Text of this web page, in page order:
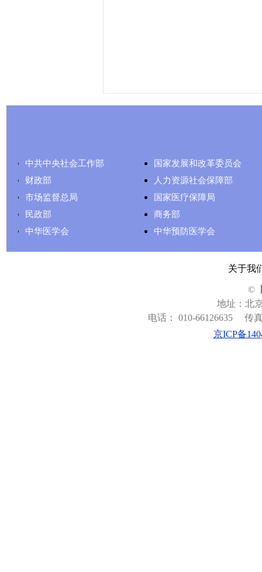
中共中央社会工作部
国家发展和改革委员会
财政部
人力资源社会保障部
市场监督总局
国家医疗保障局
民政部
商务部
中华医学会
中华预防医学会
关于我
©
地址：北
电话： 010-66126635
传
京ICP备